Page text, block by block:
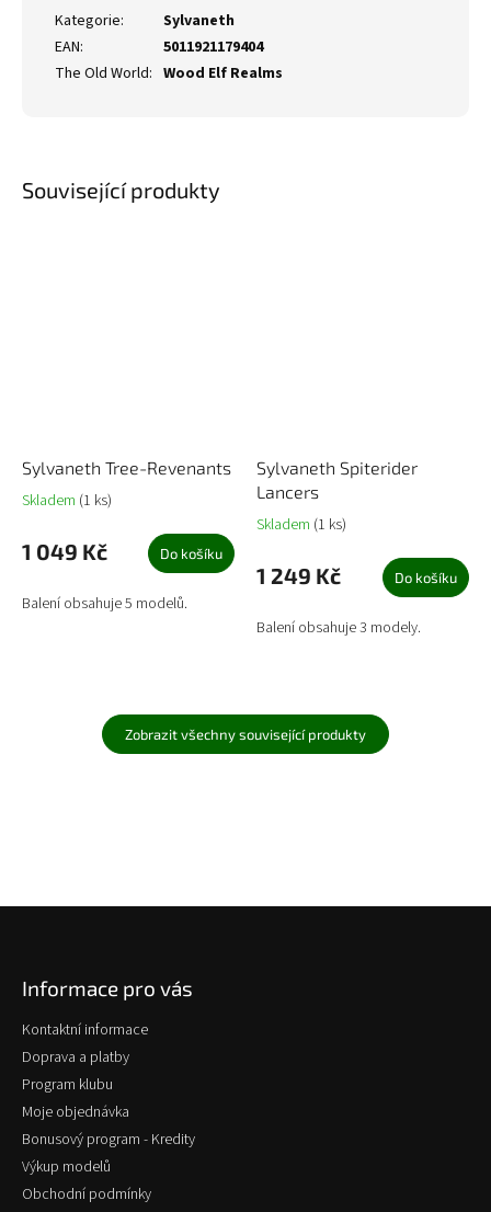
Související produkty
Sylvaneth Tree-Revenants
Skladem (1 ks)
1 049 Kč Do košíku
Balení obsahuje 5 modelů.
Sylvaneth Spiterider
Lancers
Skladem (1 ks)
1 249 Kč Do košíku
Balení obsahuje 3 modely.
Zobrazit všechny související produkty
Kategorie:
Sylvaneth
EAN:
5011921179404
The Old World: Wood Elf Realms
Informace pro vás
Kontaktní informace
Doprava a platby
Program klubu
Moje objednávka
Bonusový program - Kredity
Výkup modelů
Obchodní podmínky